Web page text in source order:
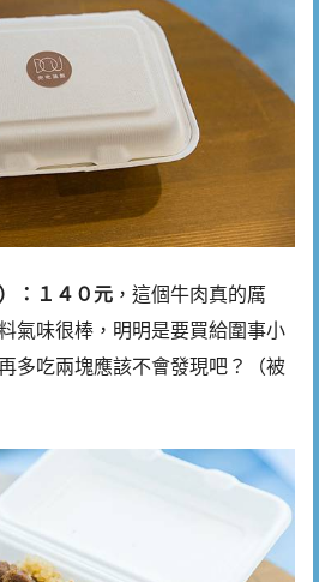
：１４０元 ，這個牛肉真的厲
氣味很棒，明明是要買給圍事小
多吃兩塊應該不會發現吧？（被